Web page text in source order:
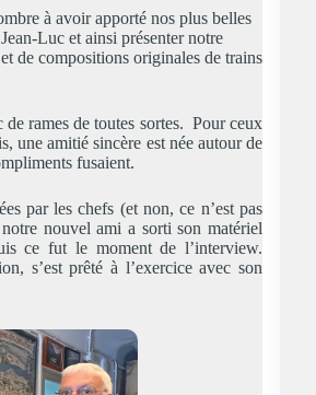
à avoir apporté nos plus belles
Luc et ainsi présenter notre
de compositions originales de trains
rames de toutes sortes. Pour ceux
une amitié sincère est née autour de
fusaient.
par les chefs (et non, ce n’est pas
nouvel ami a sorti son matériel
ce fut le moment de l’interview.
s’est prêté à l’exercice avec son